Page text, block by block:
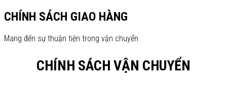
CHÍNH SÁCH GIAO HÀNG
Mang đến sự thuận tiện trong vận chuyển
CHÍNH SÁCH VẬN CHUYỂN